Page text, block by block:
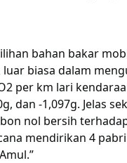
bahan bakar
biasa dalam
per km lari
dan -1,097g. Jelas
nol bersih
mendirikan 4